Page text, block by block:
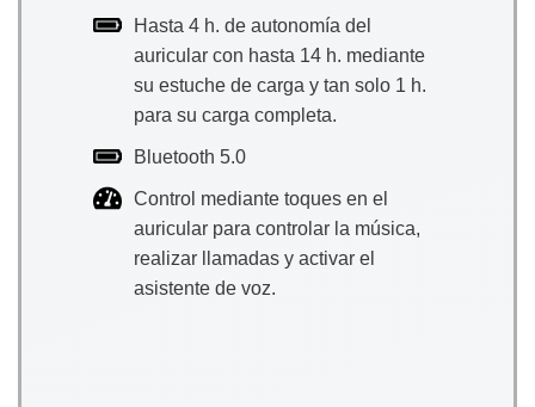
Hasta 4 h. de autonomía del
auricular con hasta 14 h. mediante
su estuche de carga y tan solo 1 h.
para su carga completa.
Bluetooth 5.0
Control mediante toques en el
auricular para controlar la música,
realizar llamadas y activar el
asistente de voz.